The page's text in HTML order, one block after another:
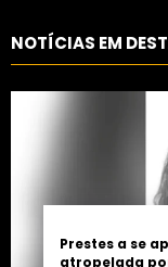
NOTÍCIAS EM
Prestes a se
atropelada